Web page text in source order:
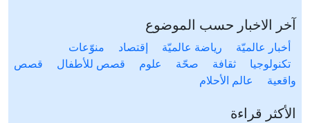
آخر الاخبار حسب الموضوع
أخبار عالميّة رياضة عالميّة إقتصاد
منوّعات
تكنولوجيا
ثقافة صحّة علوم قصص للأطفال
قصص
واقعية
عالم الأحلام
الأكثر قراءة